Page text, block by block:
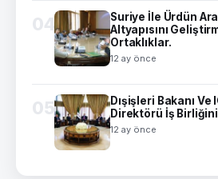
04
Suriye İle Ürdün
Altyapısını
Ortaklıklar.
12 ay önce
05
Dışişleri Bakanı Ve
Direktörü İş
12 ay önce